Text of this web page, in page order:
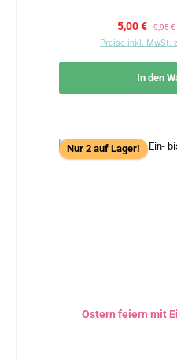
5,00 € 9,95 €
Preise inkl. MwSt.
In den
Nur 2 auf Lager!
Ostern feiern mit